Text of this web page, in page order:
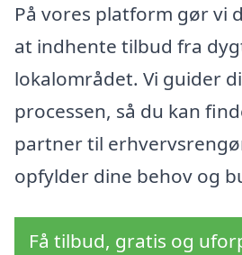
På vores platform gør vi
at indhente tilbud fra
lokalområdet. Vi guider
processen, så du kan
partner til
opfylder dine behov og
Få tilbud, gratis og